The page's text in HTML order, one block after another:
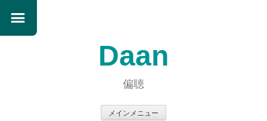
Daan
偏聴
メインメニュー